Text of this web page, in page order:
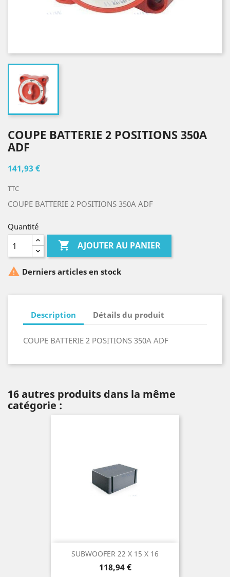
COUPE BATTERIE 2 POSITIONS 350A
ADF
141,93 €
TTC
COUPE BATTERIE 2 POSITIONS 350A ADF
Quantité
 AJOUTER AU PANIER
 Derniers articles en stock
Description Détails du produit
COUPE BATTERIE 2 POSITIONS 350A ADF
16 autres produits dans la même
catégorie :
SUBWOOFER 22 X 15 X 16
Prix
118,94 €